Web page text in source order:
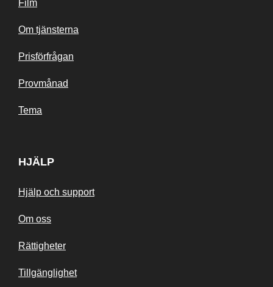
Film
Om tjänsterna
Prisförfrågan
Provmånad
Tema
HJÄLP
Hjälp och support
Om oss
Rättigheter
Tillgänglighet